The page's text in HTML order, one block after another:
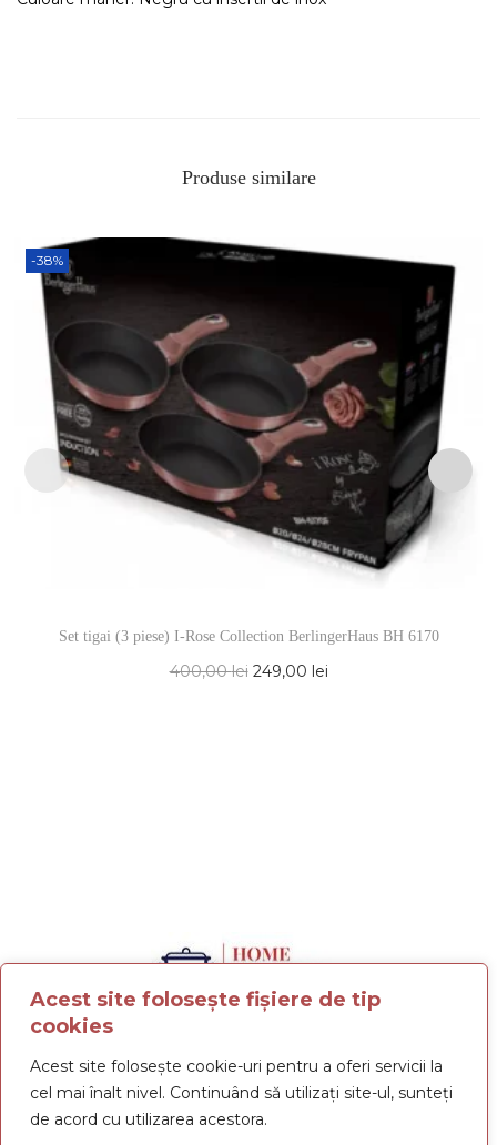
Acest site folosește fișiere de tip
cookies
Acest site folosește cookie-uri pentru a oferi servicii la
cel mai înalt nivel. Continuând să utilizați site-ul, sunteți
de acord cu utilizarea acestora.
Produse similare
-38%
Set tigai (3 piese) I-Rose Collection BerlingerHaus BH 6170
400,00lei 249,00 lei
Termeni și condiții
Politica cookies